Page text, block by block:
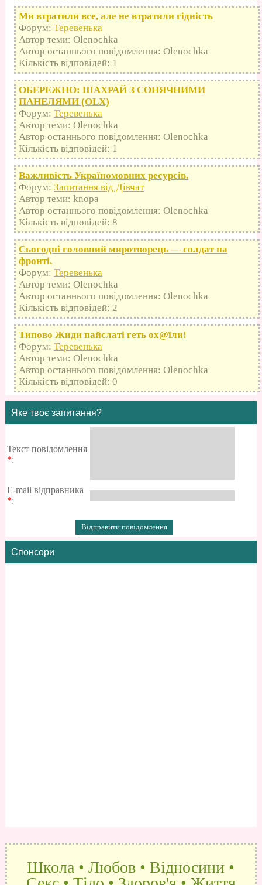
Ми втратили все, але не втратили гідність
Форум: Теревенька
Автор теми: Olenochka
Автор останнього повідомлення: Olenochka
Кількість відповідей: 1
ОБЕРЕЖНО: ШАХРАЙ З СОНЯЧНИМИ
ПАНЕЛЯМИ (OLX)
Форум: Теревенька
Автор теми: Olenochka
Автор останнього повідомлення: Olenochka
Кількість відповідей: 1
Важливість Україномовних ресурсів.
Форум: Запитання від Дівчат
Автор теми: knopa
Автор останнього повідомлення: Olenochka
Кількість відповідей: 8
Сьогодні головний миротворець — солдат на
фронті.
Форум: Теревенька
Автор теми: Olenochka
Автор останнього повідомлення: Olenochka
Кількість відповідей: 2
Типово Жиди пайслаті геть оx@їли!
Форум: Теревенька
Автор теми: Olenochka
Автор останнього повідомлення: Olenochka
Кількість відповідей: 0
Яке твоє запитання?
Текст повідомлення
*:
E-mail відправника
*:
Спонсори
Школа • Любов • Відносини •